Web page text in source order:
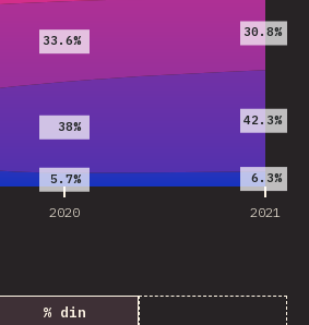
2020 2021
5.7% 6.3%
38% 42.3%
33.6%
30.8%
% din